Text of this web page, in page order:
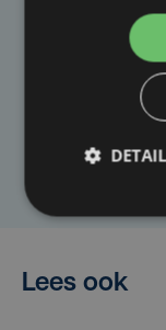
Heb je een
Lees ook